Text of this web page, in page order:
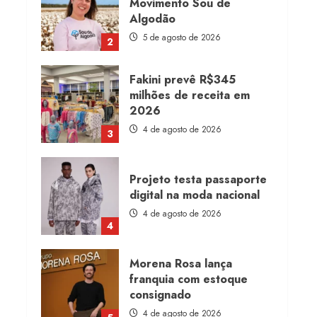
2
Algodão
5 de agosto de 2026
3
Fakini prevê R$345
milhões de receita em
2026
4 de agosto de 2026
4
Projeto testa passaporte
digital na moda nacional
4 de agosto de 2026
Morena Rosa lança
franquia com estoque
consignado
4 de agosto de 2026